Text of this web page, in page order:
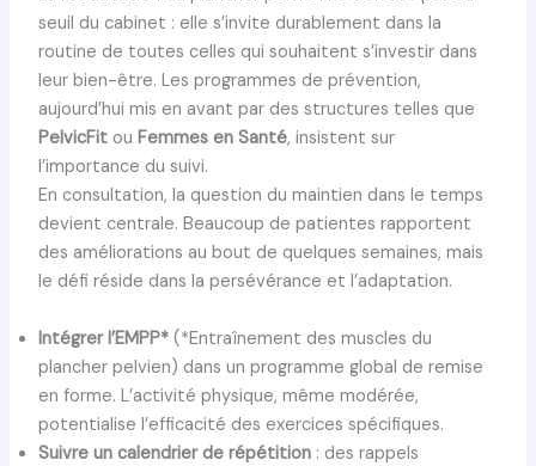
seuil du cabinet : elle s’invite durablement dans la
routine de toutes celles qui souhaitent s’investir dans
leur bien-être. Les programmes de prévention,
aujourd’hui mis en avant par des structures telles que
PelvicFitou Femmes en Santé, insistent sur
l’importance du suivi.
En consultation, la question du maintien dans le temps
devient centrale. Beaucoup de patientes rapportent
des améliorations au bout de quelques semaines, mais
le défi réside dans la persévérance et l’adaptation.
Intégrer l’EMPP*(*Entraînement des muscles du
plancher pelvien) dans un programme global de remise
en forme. L’activité physique, même modérée,
potentialise l’efficacité des exercices spécifiques.
Suivre un calendrier de répétition: des rappels